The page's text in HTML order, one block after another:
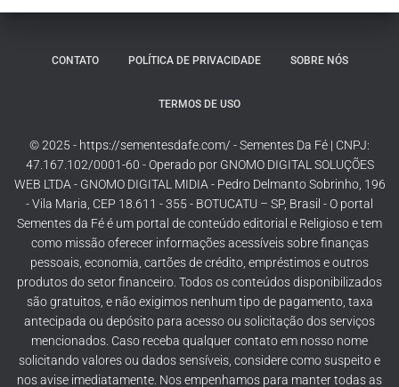
CONTATO POLÍTICA DE PRIVACIDADE SOBRE NÓS
TERMOS DE USO
© 2025 - https://sementesdafe.com/ - Sementes Da Fé | CNPJ:
47.167.102/0001-60 - Operado por GNOMO DIGITAL SOLUÇÕES
WEB LTDA - GNOMO DIGITAL MIDIA - Pedro Delmanto Sobrinho, 196
- Vila Maria, CEP 18.611 - 355 - BOTUCATU – SP, Brasil - O portal
Sementes da Fé é um portal de conteúdo editorial e Religioso e tem
como missão oferecer informações acessíveis sobre finanças
pessoais, economia, cartões de crédito, empréstimos e outros
produtos do setor financeiro. Todos os conteúdos disponibilizados
são gratuitos, e não exigimos nenhum tipo de pagamento, taxa
antecipada ou depósito para acesso ou solicitação dos serviços
mencionados. Caso receba qualquer contato em nosso nome
solicitando valores ou dados sensíveis, considere como suspeito e
nos avise imediatamente. Nos empenhamos para manter todas as